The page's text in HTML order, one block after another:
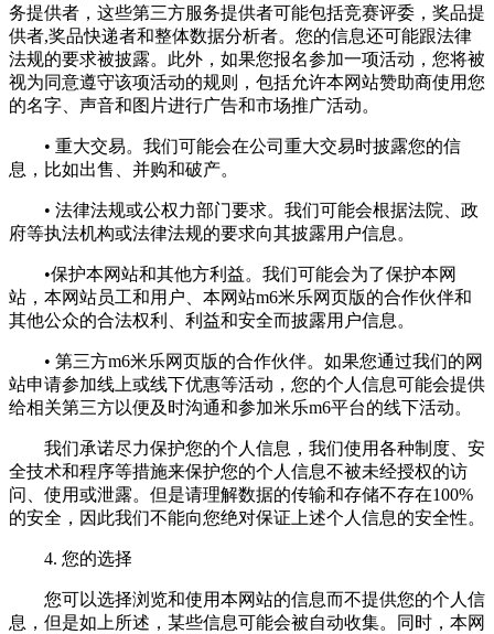
务提供者，这些第三方服务提供者可能包括竞赛评委，奖品提
供者,奖品快递者和整体数据分析者。您的信息还可能跟法律
法规的要求被披露。此外，如果您报名参加一项活动，您将被
视为同意遵守该项活动的规则，包括允许本网站赞助商使用您
的名字、声音和图片进行广告和市场推广活动。
• 重大交易。我们可能会在公司重大交易时披露您的信
息，比如出售、并购和破产。
• 法律法规或公权力部门要求。我们可能会根据法院、政
府等执法机构或法律法规的要求向其披露用户信息。
•保护本网站和其他方利益。我们可能会为了保护本网
站，本网站员工和用户、本网站m6米乐网页版的合作伙伴和
其他公众的合法权利、利益和安全而披露用户信息。
• 第三方m6米乐网页版的合作伙伴。如果您通过我们的网
站申请参加线上或线下优惠等活动，您的个人信息可能会提供
给相关第三方以便及时沟通和参加米乐m6平台的线下活动。
我们承诺尽力保护您的个人信息，我们使用各种制度、安
全技术和程序等措施来保护您的个人信息不被未经授权的访
问、使用或泄露。但是请理解数据的传输和存储不存在100%
的安全，因此我们不能向您绝对保证上述个人信息的安全性。
4. 您的选择
您可以选择浏览和使用本网站的信息而不提供您的个人信
息，但是如上所述，某些信息可能会被自动收集。同时，本网